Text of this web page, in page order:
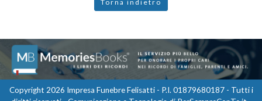
Torna indietro
Copyright 2026 Impresa Funebre Felisatti - P.I. 01879680187 - Tutti i